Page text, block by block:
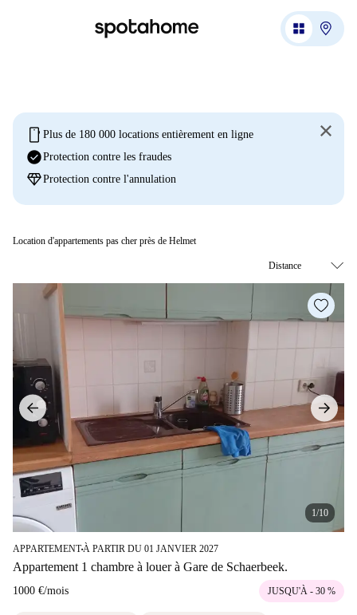
mobile Plus de 180 000 locations entièrement en ligne
check_circleProtection contre les fraudes
diamondProtection contre l'annulation
Location d'appartements pas cher près de Helmet
1/10
APPARTEMENT■À PARTIR DU 01 JANVIER 2027
Appartement 1 chambre à louer à Gare de Schaerbeek.
1000 €/mois JUSQU'À - 30 %